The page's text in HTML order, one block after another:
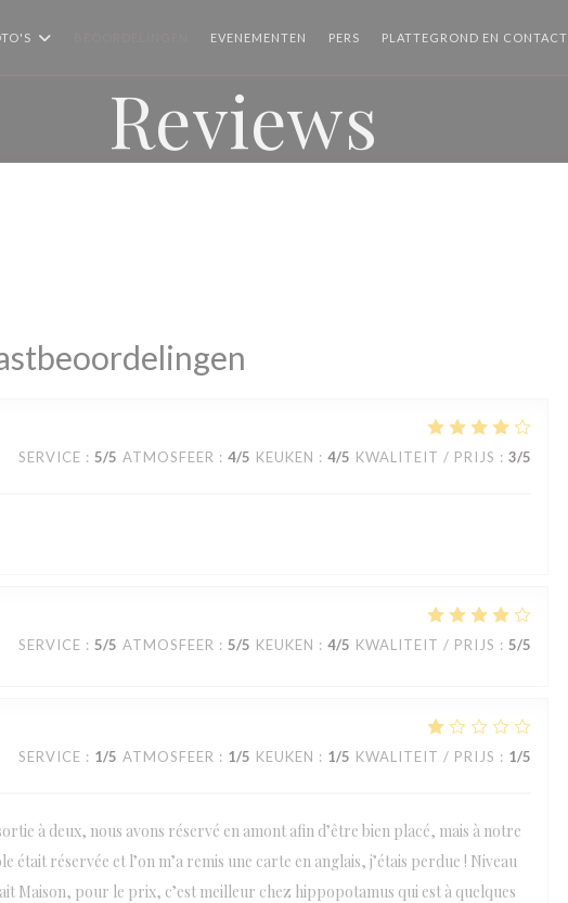
EVENEMENTEN PERS PLATTEGROND EN CONTACT
Reviews
SERVICE : 5/5 ATMOSFEER : 4/5 KEUKEN : 4/5 KWALITEIT / PRIJS : 3/5
SERVICE : 5/5 ATMOSFEER : 5/5 KEUKEN : 4/5 KWALITEIT / PRIJS : 5/5
SERVICE : 1/5 ATMOSFEER : 1/5 KEUKEN : 1/5 KWALITEIT / PRIJS : 1/5
à deux, nous avons réservé en amont afin d’être bien placé, mais à notre
était réservée et l’on m’a remis une carte en anglais, j’étais perdue ! Niveau
Maison, pour le prix, c’est meilleur chez hippopotamus qui est à quelques